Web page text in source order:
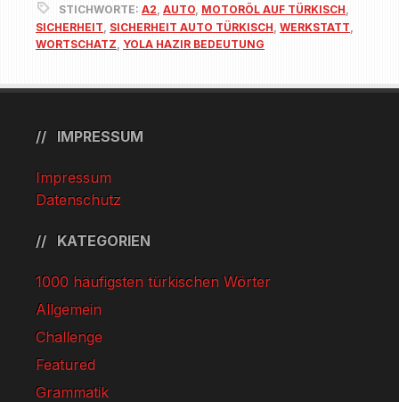
STICHWORTE: A2, AUTO, MOTORÖL AUF TÜRKISCH,
SICHERHEIT, SICHERHEIT AUTO TÜRKISCH, WERKSTATT,
WORTSCHATZ, YOLA HAZIR BEDEUTUNG
IMPRESSUM
Impressum
Datenschutz
KATEGORIEN
1000 häufigsten türkischen Wörter
Allgemein
Challenge
Featured
Grammatik